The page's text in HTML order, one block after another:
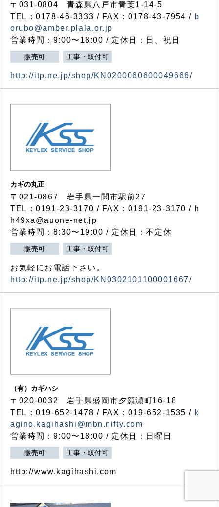
〒031-0804 青森県八戸市青葉1-14-5
TEL：0178-46-3333 / FAX：0178-43-7954 / b
orubo@amber.plala.or.jp
営業時間：9:00〜18:00 / 定休日：日、祝日
販売可 工事・取付可
http://itp.ne.jp/shop/KN0200060600049666/
カギの丸正
〒021-0867 岩手県一関市駅前27
TEL：0191-23-3170 / FAX：0191-23-3170 / h
h49xa@auone-net.jp
営業時間：8:30〜19:00 / 定休日：不定休
販売可 工事・取付可
お気軽にお電話下さい。
http://itp.ne.jp/shop/KN0302101100001667/
（有）カギハシ
〒020-0032 岩手県盛岡市夕顔瀬町16-18
TEL：019-652-1478 / FAX：019-652-1535 / k
agino.kagihashi@mbn.nifty.com
営業時間：9:00〜18:00 / 定休日：日曜日
販売可 工事・取付可
http://www.kagihashi.com